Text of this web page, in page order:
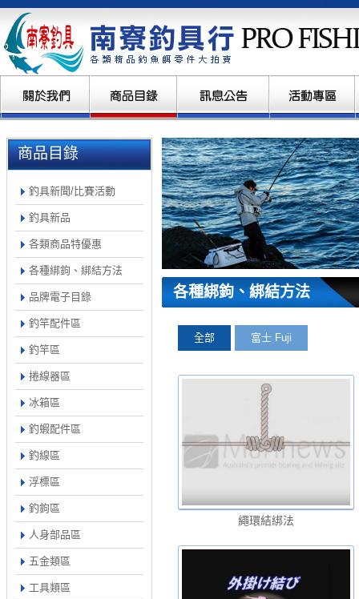
商品目錄
釣具新聞/比賽活動
釣具新品
各類商品特優惠
各種綁鉤、綁結方法
品牌電子目錄
釣竿配件區
釣竿區
捲線器區
冰箱區
釣蝦配件區
釣線區
浮標區
釣鉤區
人身部品區
五金類區
工具類區
各種綁鉤、綁結方法
全部 富士 Fuji
繩環結綁法